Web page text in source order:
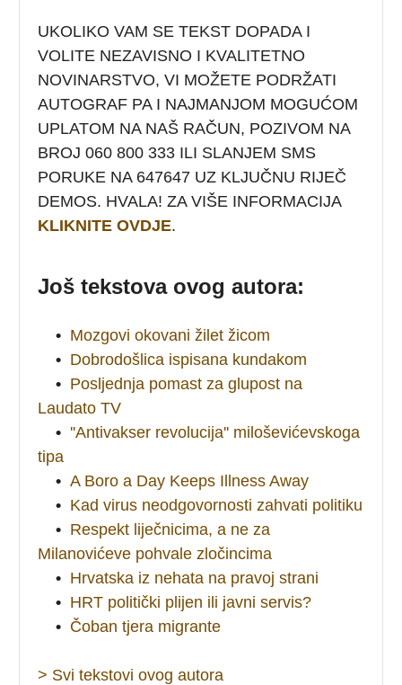
UKOLIKO VAM SE TEKST DOPADA I
VOLITE NEZAVISNO I KVALITETNO
NOVINARSTVO, VI MOŽETE PODRŽATI
AUTOGRAF PA I NAJMANJOM MOGUĆOM
UPLATOM NA NAŠ RAČUN, POZIVOM NA
BROJ 060 800 333 ILI SLANJEM SMS
PORUKE NA 647647 UZ KLJUČNU RIJEČ
DEMOS. HVALA! ZA VIŠE INFORMACIJA
KLIKNITE OVDJE.
Još tekstova ovog autora:
• Mozgovi okovani žilet žicom
• Dobrodošlica ispisana kundakom
• Posljednja pomast za glupost na
Laudato TV
• ''Antivakser revolucija'' miloševićevskoga
tipa
• A Boro a Day Keeps Illness Away
• Kad virus neodgovornosti zahvati politiku
• Respekt liječnicima, a ne za
Milanovićeve pohvale zločincima
• Hrvatska iz nehata na pravoj strani
• HRT politički plijen ili javni servis?
• Čoban tjera migrante
> Svi tekstovi ovog autora